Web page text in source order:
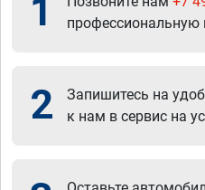
1
профессиональную
2
Запишитесь на
к нам в сервис на